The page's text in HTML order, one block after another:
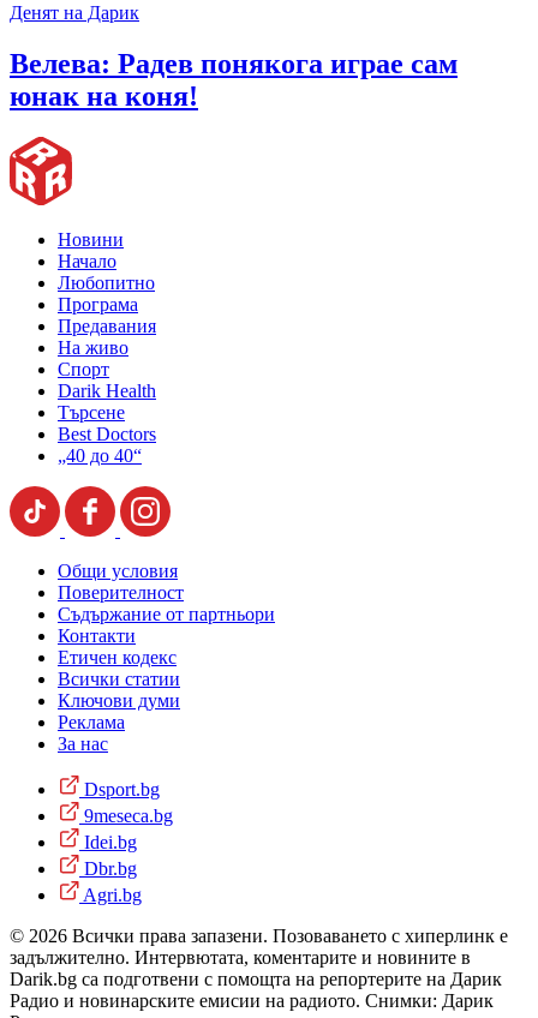
Денят на Дарик
Велева: Радев понякога играе сам
юнак на коня!
Новини
Начало
Любопитно
Програма
Предавания
На живо
Спорт
Darik Health
Търсене
Best Doctors
„40 до 40“
Общи условия
Поверителност
Съдържание от партньори
Контакти
Етичен кодекс
Всички статии
Ключови думи
Реклама
За нас
Dsport.bg
9meseca.bg
Idei.bg
Dbr.bg
Agri.bg
© 2026 Всички права запазени. Позоваването с хиперлинк е
задължително. Интервютата, коментарите и новините в
Darik.bg са подготвени с помощта на репортерите на Дарик
Радио и новинарските емисии на радиото. Снимки: Дарик